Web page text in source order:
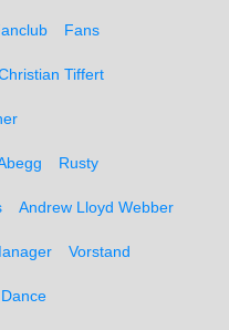
Fans
Tiffert
Rusty
Andrew Lloyd Webber
Vorstand